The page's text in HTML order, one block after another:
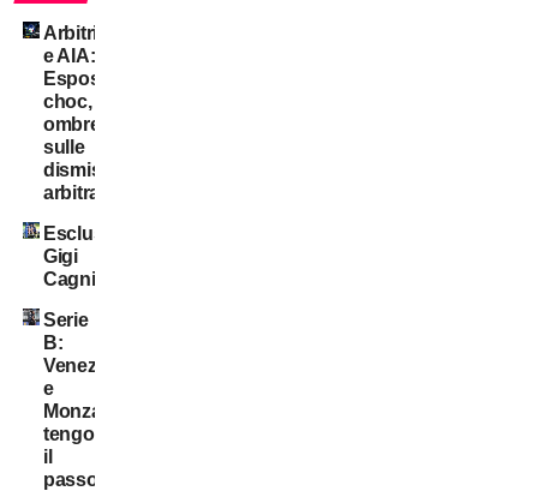
Arbitri
e AIA:
Esposto
choc,
ombre
sulle
dismissioni
arbitrali
Esclusiva:
Gigi
Cagni
Serie
B:
Venezia
e
Monza
tengono
il
passo